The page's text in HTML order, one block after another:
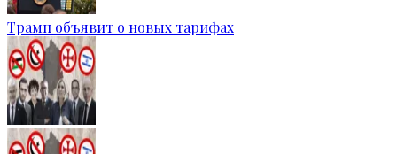
Трамп объявит о новых тарифах